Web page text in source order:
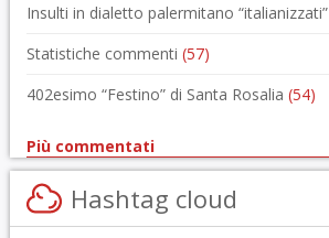
Insulti in dialetto palermitano “italianizzati”
Statistiche commenti (57)
402esimo “Festino” di Santa Rosalia (54)
Più commentati
Hashtag cloud